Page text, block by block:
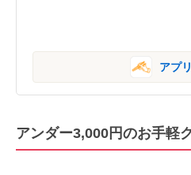
アプ
アンダー3,000円のお手軽